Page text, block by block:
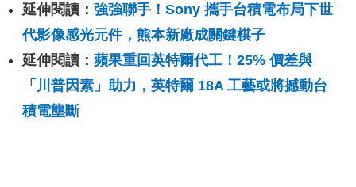
延伸閱讀： 強強聯手！Sony 攜手台積電布局下世
代影像感光元件，熊本新廠成關鍵棋子
延伸閱讀： 蘋果重回英特爾代工！25% 價差與
「川普因素」助力，英特爾 18A 工藝或將撼動台
積電壟斷